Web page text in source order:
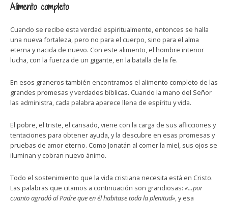
Alimento completo
Cuando se recibe esta verdad espiritualmente, entonces se halla
una nueva fortaleza, pero no para el cuerpo, sino para el alma
eterna y nacida de nuevo. Con este alimento, el hombre interior
lucha, con la fuerza de un gigante, en la batalla de la fe.
En esos graneros también encontramos el alimento completo de las
grandes promesas y verdades bíblicas. Cuando la mano del Señor
las administra, cada palabra aparece llena de espíritu y vida.
El pobre, el triste, el cansado, viene con la carga de sus aflicciones y
tentaciones para obtener ayuda, y la descubre en esas promesas y
pruebas de amor eterno. Como Jonatán al comer la miel, sus ojos se
iluminan y cobran nuevo ánimo.
Todo el sostenimiento que la vida cristiana necesita está en Cristo.
Las palabras que citamos a continuación son grandiosas: «…por
cuanto agradó al Padre que en él habitase toda la plenitud», y esa